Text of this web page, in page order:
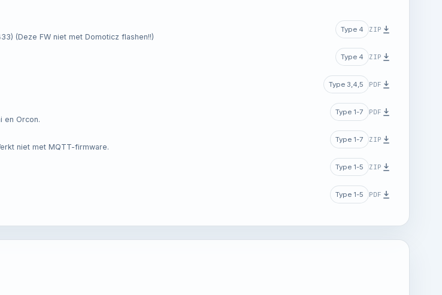
(Deze FW niet met Domoticz flashen!!)
Type 4 ZIP
Type 4 ZIP
Type 3,4,5 PDF
en Orcon.
Type 1-7 PDF
niet met MQTT-firmware.
Type 1-7 ZIP
Type 1-5 ZIP
Type 1-5 PDF